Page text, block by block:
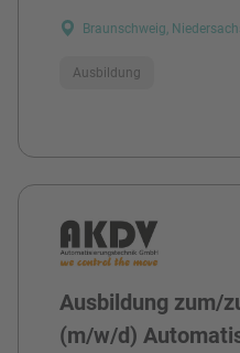
Braunschweig,
Ausbildung
Ausbildung zum/
(m/w/d)